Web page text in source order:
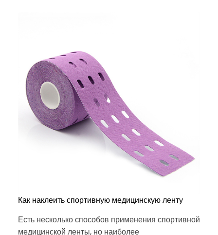
Как наклеить спортивную медицинскую ленту
Есть несколько способов применения спортивной
медицинской ленты, но наиболее